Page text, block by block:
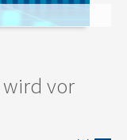
wird vor